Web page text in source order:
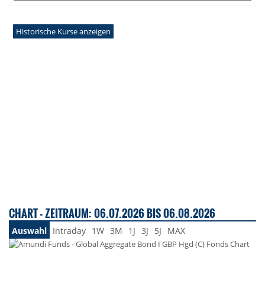
Historische Kurse anzeigen
CHART - ZEITRAUM: 06.07.2026 BIS 06.08.2026
Auswahl Intraday 1W 3M 1J 3J 5J MAX